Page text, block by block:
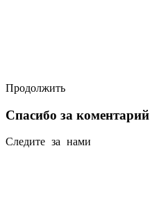
Продолжить
Спасибо за коментарий
Следите за нами